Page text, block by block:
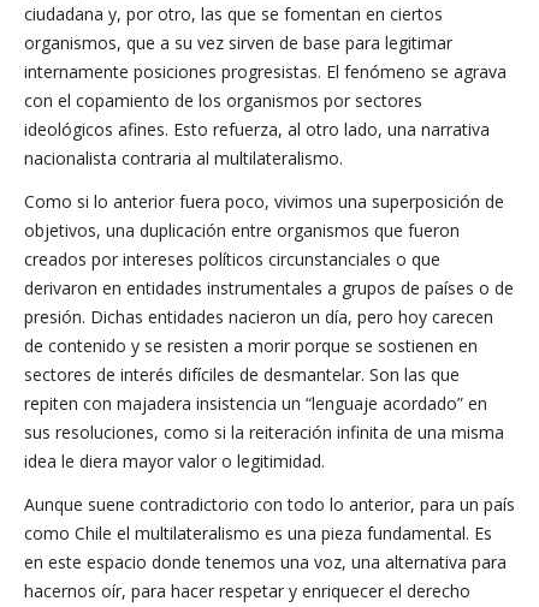
ciudadana y, por otro, las que se fomentan en ciertos
organismos, que a su vez sirven de base para legitimar
internamente posiciones progresistas. El fenómeno se agrava
con el copamiento de los organismos por sectores
ideológicos afines. Esto refuerza, al otro lado, una narrativa
nacionalista contraria al multilateralismo.
Como si lo anterior fuera poco, vivimos una superposición de
objetivos, una duplicación entre organismos que fueron
creados por intereses políticos circunstanciales o que
derivaron en entidades instrumentales a grupos de países o de
presión. Dichas entidades nacieron un día, pero hoy carecen
de contenido y se resisten a morir porque se sostienen en
sectores de interés difíciles de desmantelar. Son las que
repiten con majadera insistencia un “lenguaje acordado” en
sus resoluciones, como si la reiteración infinita de una misma
idea le diera mayor valor o legitimidad.
Aunque suene contradictorio con todo lo anterior, para un país
como Chile el multilateralismo es una pieza fundamental. Es
en este espacio donde tenemos una voz, una alternativa para
hacernos oír, para hacer respetar y enriquecer el derecho